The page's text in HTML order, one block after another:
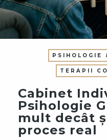
PSIHOLOGIE
TERAPII
Cabinet
Psihologie
mult decât
proces real